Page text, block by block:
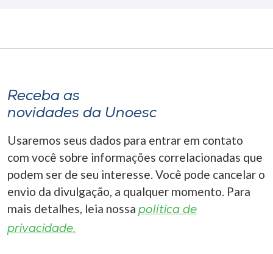
Receba as
novidades da Unoesc
Usaremos seus dados para entrar em contato
com você sobre informações correlacionadas que
podem ser de seu interesse. Você pode cancelar o
envio da divulgação, a qualquer momento. Para
mais detalhes, leia nossa política de
privacidade.